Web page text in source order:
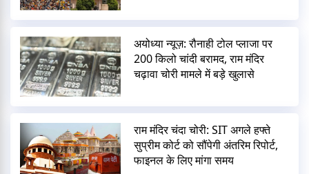
अयोध्या न्यूज़: रौनाही टोल प्लाजा पर
200 किलो चांदी बरामद, राम मंदिर
चढ़ावा चोरी मामले में बड़े खुलासे
राम मंदिर चंदा चोरी: SIT अगले हफ्ते
सुप्रीम कोर्ट को सौंपेगी अंतरिम रिपोर्ट,
फाइनल के लिए मांगा समय